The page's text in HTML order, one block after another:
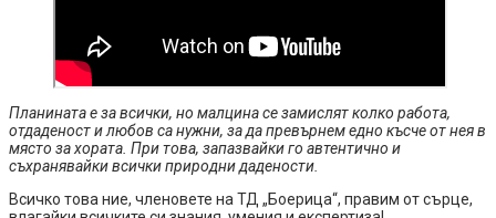
Планината е за всички, но малцина се замислят колко работа,
отдаденост и любов са нужни, за да превърнем едно късче от нея в
място за хората. При това, запазвайки го автентично и
съхранявайки всички природни дадености.
Всичко това ние, членовете на ТД „Боерица“, правим от сърце,